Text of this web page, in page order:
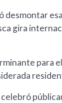
desmontar
gira
para